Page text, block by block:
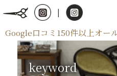
|
Google口コミ150件以上オ
keyword